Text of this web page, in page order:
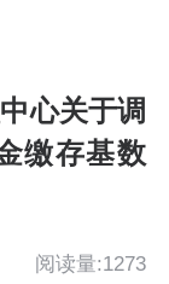
心关于调
缴存基数
阅读量:1273